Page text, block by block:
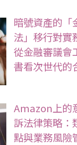
暗號資產的「
法」移行對實
從金融審議會
書看次世代的
Amazon上的
訴法律策略：
點與業務風險